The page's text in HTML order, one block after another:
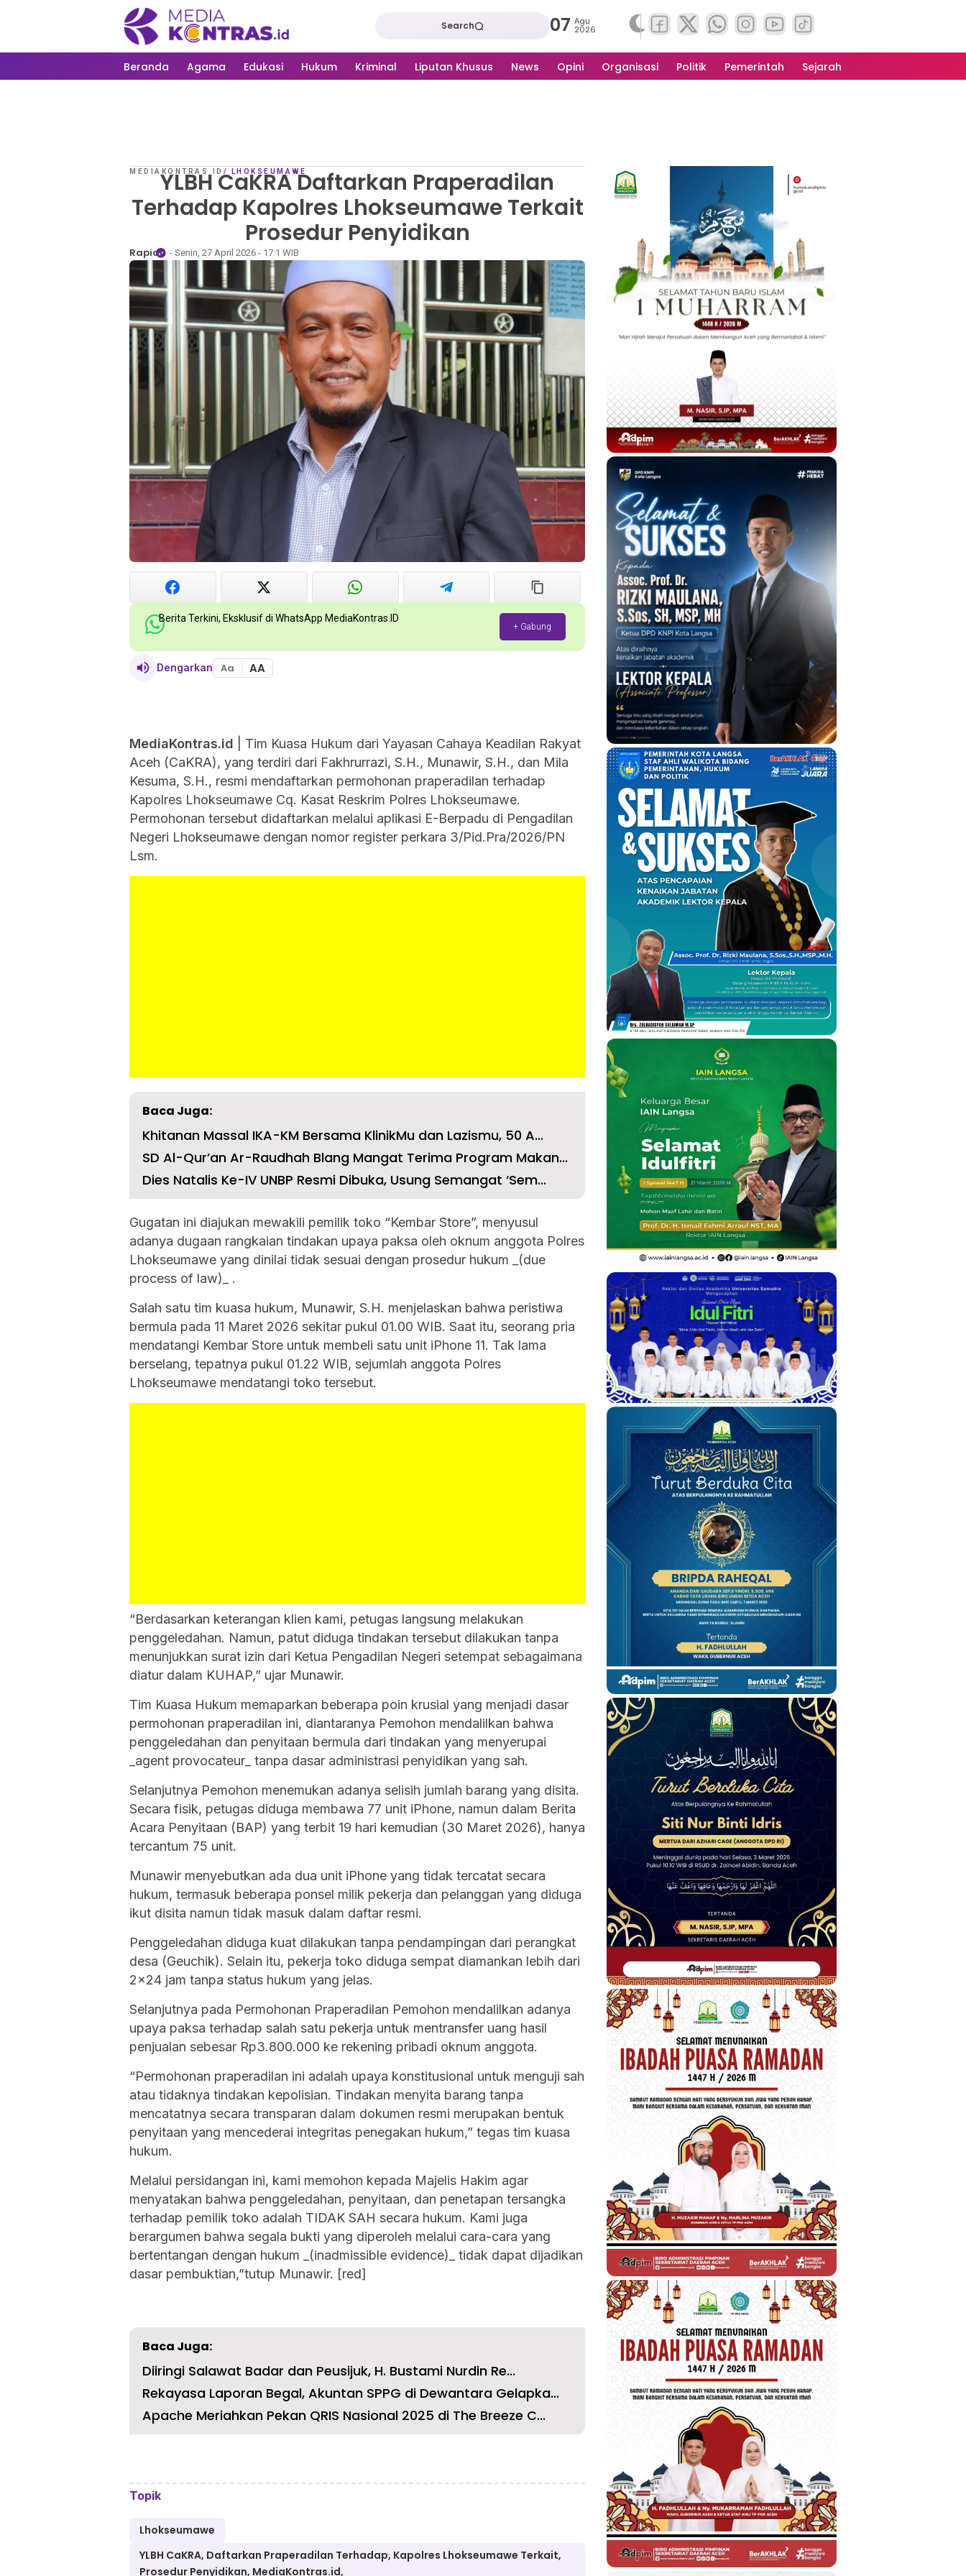
Search 07 Agu
2026
Beranda Agama Edukasi Hukum Kriminal Liputan Khusus News Opini Organisasi Politik Pemerintah Sejarah
MEDIAKONTRAS.ID / LHOKSEUMAWE
YLBH CaKRA Daftarkan Praperadilan
Terhadap Kapolres Lhokseumawe Terkait
Prosedur Penyidikan
Rapian - Senin, 27 April 2026 - 17:1 WIB
Berita Terkini, Eksklusif di WhatsApp MediaKontras.ID
+ Gabung
Dengarkan Aa AA
MediaKontras.id | Tim Kuasa Hukum dari Yayasan Cahaya Keadilan Rakyat
Aceh (CaKRA), yang terdiri dari Fakhrurrazi, S.H., Munawir, S.H., dan Mila
Kesuma, S.H., resmi mendaftarkan permohonan praperadilan terhadap
Kapolres Lhokseumawe Cq. Kasat Reskrim Polres Lhokseumawe.
Permohonan tersebut didaftarkan melalui aplikasi E-Berpadu di Pengadilan
Negeri Lhokseumawe dengan nomor register perkara 3/Pid.Pra/2026/PN
Lsm.
Baca Juga:
Khitanan Massal IKA-KM Bersama KlinikMu dan Lazismu, 50 A...
SD Al-Qur’an Ar-Raudhah Blang Mangat Terima Program Makan...
Dies Natalis Ke-IV UNBP Resmi Dibuka, Usung Semangat ‘Sem...
Gugatan ini diajukan mewakili pemilik toko “Kembar Store”, menyusul
adanya dugaan rangkaian tindakan upaya paksa oleh oknum anggota Polres
Lhokseumawe yang dinilai tidak sesuai dengan prosedur hukum _(due
process of law)_ .
Salah satu tim kuasa hukum, Munawir, S.H. menjelaskan bahwa peristiwa
bermula pada 11 Maret 2026 sekitar pukul 01.00 WIB. Saat itu, seorang pria
mendatangi Kembar Store untuk membeli satu unit iPhone 11. Tak lama
berselang, tepatnya pukul 01.22 WIB, sejumlah anggota Polres
Lhokseumawe mendatangi toko tersebut.
“Berdasarkan keterangan klien kami, petugas langsung melakukan
penggeledahan. Namun, patut diduga tindakan tersebut dilakukan tanpa
menunjukkan surat izin dari Ketua Pengadilan Negeri setempat sebagaimana
diatur dalam KUHAP,” ujar Munawir.
Tim Kuasa Hukum memaparkan beberapa poin krusial yang menjadi dasar
permohonan praperadilan ini, diantaranya Pemohon mendalilkan bahwa
penggeledahan dan penyitaan bermula dari tindakan yang menyerupai
_agent provocateur_ tanpa dasar administrasi penyidikan yang sah.
Selanjutnya Pemohon menemukan adanya selisih jumlah barang yang disita.
Secara fisik, petugas diduga membawa 77 unit iPhone, namun dalam Berita
Acara Penyitaan (BAP) yang terbit 19 hari kemudian (30 Maret 2026), hanya
tercantum 75 unit.
Munawir menyebutkan ada dua unit iPhone yang tidak tercatat secara
hukum, termasuk beberapa ponsel milik pekerja dan pelanggan yang diduga
ikut disita namun tidak masuk dalam daftar resmi.
Penggeledahan diduga kuat dilakukan tanpa pendampingan dari perangkat
desa (Geuchik). Selain itu, pekerja toko diduga sempat diamankan lebih dari
2×24 jam tanpa status hukum yang jelas.
Selanjutnya pada Permohonan Praperadilan Pemohon mendalilkan adanya
upaya paksa terhadap salah satu pekerja untuk mentransfer uang hasil
penjualan sebesar Rp3.800.000 ke rekening pribadi oknum anggota.
“Permohonan praperadilan ini adalah upaya konstitusional untuk menguji sah
atau tidaknya tindakan kepolisian. Tindakan menyita barang tanpa
mencatatnya secara transparan dalam dokumen resmi merupakan bentuk
penyitaan yang mencederai integritas penegakan hukum,” tegas tim kuasa
hukum.
Melalui persidangan ini, kami memohon kepada Majelis Hakim agar
menyatakan bahwa penggeledahan, penyitaan, dan penetapan tersangka
terhadap pemilik toko adalah TIDAK SAH secara hukum. Kami juga
berargumen bahwa segala bukti yang diperoleh melalui cara-cara yang
bertentangan dengan hukum _(inadmissible evidence)_ tidak dapat dijadikan
dasar pembuktian,”tutup Munawir. [red]
Baca Juga:
Diiringi Salawat Badar dan Peusijuk, H. Bustami Nurdin Re...
Rekayasa Laporan Begal, Akuntan SPPG di Dewantara Gelapka...
Apache Meriahkan Pekan QRIS Nasional 2025 di The Breeze C...
Topik
Lhokseumawe
YLBH CaKRA, Daftarkan Praperadilan Terhadap, Kapolres Lhokseumawe Terkait,
Prosedur Penyidikan, MediaKontras.id,